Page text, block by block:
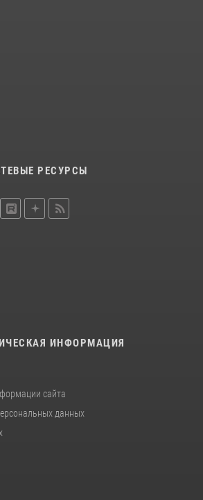
РЕСУРСЫ
ИНФОРМАЦИЯ
сайта
данных